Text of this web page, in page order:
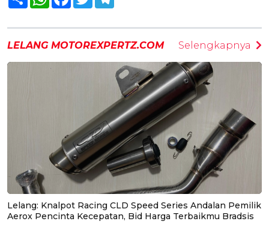
LELANG MOTOREXPERTZ.COM Selengkapnya
Lelang: Knalpot Racing CLD Speed Series Andalan Pemilik
Aerox Pencinta Kecepatan, Bid Harga Terbaikmu Bradsis